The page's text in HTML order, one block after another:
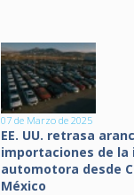
07 de Marzo de 2025
EE. UU. retrasa
importaciones de la
automotora desde
México